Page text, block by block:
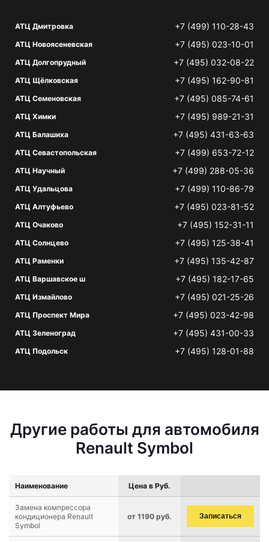
АТЦ Дмитровка +7 (499) 110-28-43
АТЦ Новоясеневская +7 (495) 023-10-01
АТЦ Долгопрудный +7 (495) 032-08-22
АТЦ Щёлковская +7 (495) 162-90-81
АТЦ Семеновская +7 (495) 085-74-61
АТЦ Химки +7 (495) 989-21-31
АТЦ Балашиха +7 (495) 431-63-63
АТЦ Севастопольская +7 (499) 653-72-12
АТЦ Научный +7 (499) 288-05-36
АТЦ Удальцова +7 (499) 110-86-79
АТЦ Алтуфьево +7 (495) 023-81-52
АТЦ Очаково +7 (495) 152-31-11
АТЦ Солнцево +7 (495) 125-38-41
АТЦ Раменки +7 (495) 135-42-87
АТЦ Варшавское ш +7 (495) 182-17-65
АТЦ Измайлово +7 (495) 021-25-26
АТЦ Проспект Мира +7 (495) 023-42-98
АТЦ Зеленоград +7 (495) 431-00-33
АТЦ Подольск +7 (495) 128-01-88
Другие работы для автомобиля
Renault Symbol
Наименование Цена в Руб.
Замена компрессора
кондиционера Renault
Symbol
от 1190 руб. Записаться